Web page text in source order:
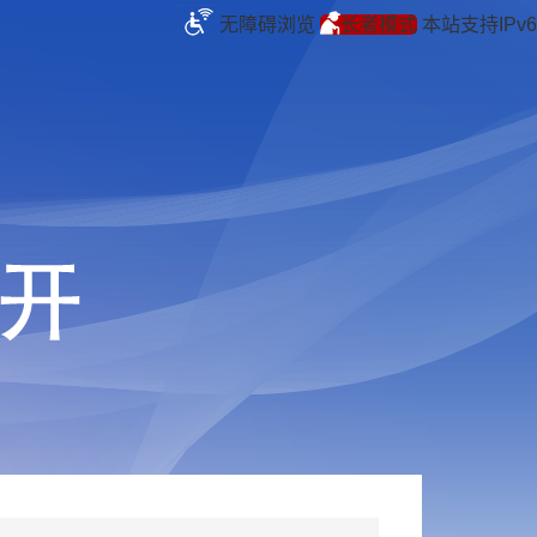
无障碍浏览 长者模式 本站支持IPv6